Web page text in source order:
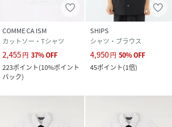
COMME CA ISM
カットソー・Tシャツ
2,455円 37%OFF
223ポイント(10%ポイント
バック)
SHIPS
シャツ・ブラウス
4,950円 50%OFF
45ポイント(1倍)